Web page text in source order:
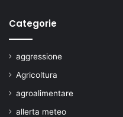
Categorie
aggressione
Agricoltura
agroalimentare
allerta meteo